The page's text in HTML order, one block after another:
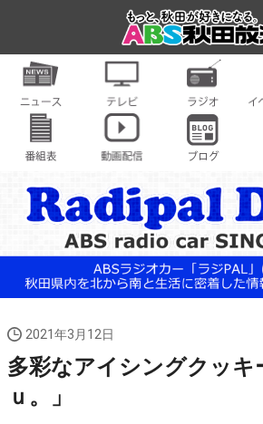
2021年3月12日
多彩なアイシングクッキ
ｕ。」